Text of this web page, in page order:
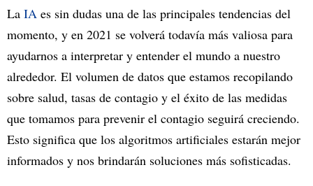
La IA es sin dudas una de las principales tendencias del
momento, y en 2021 se volverá todavía más valiosa para
ayudarnos a interpretar y entender el mundo a nuestro
alrededor. El volumen de datos que estamos recopilando
sobre salud, tasas de contagio y el éxito de las medidas
que tomamos para prevenir el contagio seguirá creciendo.
Esto significa que los algoritmos artificiales estarán mejor
informados y nos brindarán soluciones más sofisticadas.